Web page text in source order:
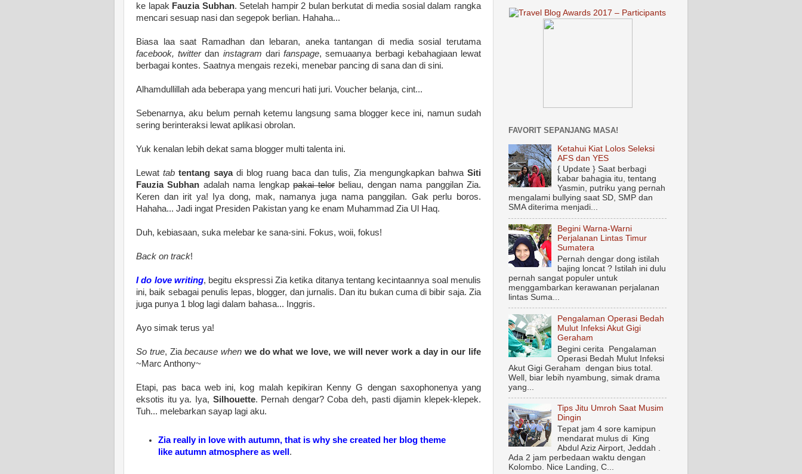
ke lapak Fauzia Subhan. Setelah hampir 2 bulan berkutat di media sosial dalam rangka
mencari sesuap nasi dan segepok berlian. Hahaha...
Biasa laa saat Ramadhan dan lebaran, aneka tantangan di media sosial terutama
facebook, twitterdan instagram darifanspage, semuaanya berbagi kebahagiaan lewat
berbagai kontes. Saatnya mengais rezeki, menebar pancing di sana dan di sini.
Alhamdullillah ada beberapa yang mencuri hati juri. Voucher belanja, cint...
Sebenarnya, aku belum pernah ketemu langsung sama blogger kece ini, namun sudah
sering berinteraksi lewat aplikasi obrolan.
Yuk kenalan lebih dekat sama blogger multi talenta ini.
Lewat tab tentang sayadi blog ruang baca dan tulis, Zia mengungkapkan bahwa Siti
Fauzia Subhan adalah nama lengkappakai telorbeliau, dengan nama panggilan Zia.
Keren dan irit ya! Iya dong, mak, namanya juga nama panggilan. Gak perlu boros.
Hahaha... Jadi ingat Presiden Pakistan yang ke enam Muhammad Zia Ul Haq.
Duh, kebiasaan, suka melebar ke sana-sini. Fokus, woii, fokus!
Back on track!
I do love writing, begitu ekspressi Zia ketika ditanya tentang kecintaannya soal menulis
ini, baik sebagai penulis lepas, blogger, dan jurnalis. Dan itu bukan cuma di bibir saja. Zia
juga punya 1 blog lagi dalam bahasa... Inggris.
Ayo simak terus ya!
So true, Ziabecause when we do what we love, we will never work a day in our life
~Marc Anthony~
Etapi, pas baca web ini, kog malah kepikiran Kenny G dengan saxophonenya yang
eksotis itu ya. Iya, Silhouette. Pernah dengar? Coba deh, pasti dijamin klepek-klepek.
Tuh... melebarkan sayap lagi aku.
Zia really in love with autumn, that is why she created her blog theme
like autumn atmosphere as well .
FAVORIT SEPANJANG MASA!
Ketahui Kiat Lolos Seleksi
AFS dan YES
{ Update } Saat berbagi
kabar bahagia itu, tentang
Yasmin, putriku yang pernah
mengalami bullying saat SD, SMP dan
SMA diterima menjadi...
Begini Warna-Warni
Perjalanan Lintas Timur
Sumatera
Pernah dengar dong istilah
bajing loncat ? Istilah ini dulu
pernah sangat populer untuk
menggambarkan kerawanan perjalanan
lintas Suma...
Pengalaman Operasi Bedah
Mulut Infeksi Akut Gigi
Geraham
Begini cerita Pengalaman
Operasi Bedah Mulut Infeksi
Akut Gigi Geraham dengan bius total.
Well, biar lebih nyambung, simak drama
yang...
Tips Jitu Umroh Saat Musim
Dingin
Tepat jam 4 sore kamipun
mendarat mulus di King
Abdul Aziz Airport, Jeddah .
Ada 2 jam perbedaan waktu dengan
Kolombo. Nice Landing, C...